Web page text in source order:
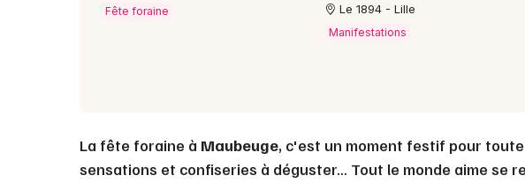
Fête foraine
Le 1894 - Lille
Manifestations
La fête foraine à Maubeuge, c'est un moment festif pour
sensations et confiseries à déguster… Tout le monde aime se